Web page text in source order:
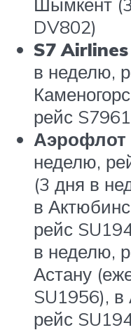
DV802)
S7 Airlines
в неделю,
рейс
Аэрофлот
неделю,
(3 дня в
в
рейс
в неделю,
Астану
SU1956),
рейс